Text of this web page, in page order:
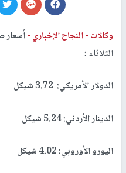
وكالات -النجاح الإخباري -أسعار
الثلاثاء :
الدولار الأمريكي: 3.72 شيكل
الدينار الأردني: 5.24 شيكل
اليورو الأوروبي: 4.02 شيكل